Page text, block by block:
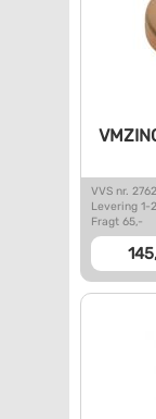
VVS nr.
Levering 1-
Fragt 65,-